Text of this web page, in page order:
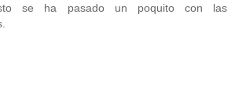
se ha pasado un poquito con las